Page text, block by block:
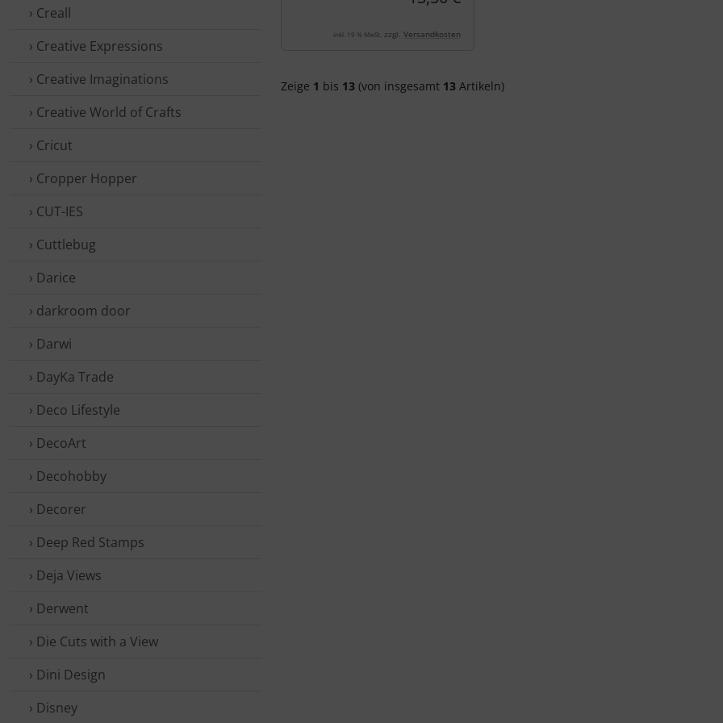
› Creall
› Creative Expressions
› Creative Imaginations
› Creative World of Crafts
› Cricut
› Cropper Hopper
› CUT-IES
› Cuttlebug
› Darice
› darkroom door
› Darwi
› DayKa Trade
› Deco Lifestyle
› DecoArt
› Decohobby
› Decorer
› Deep Red Stamps
› Deja Views
› Derwent
› Die Cuts with a View
› Dini Design
› Disney
inkl. 19 % MwSt. zzgl. Versandkosten
Zeige 1 bis 13 (von insgesamt 13 Artikeln)